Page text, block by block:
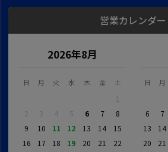
営業カレンダー
2026年8月
日 月 火 水 木 金 土
1
2
3 4 5 6 7
8
9
10 11 12 13 14
15
16
17 18 19 20 21
22
日 月
6
7
13
14
20
21